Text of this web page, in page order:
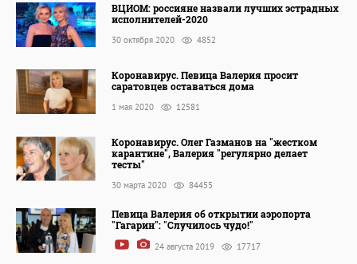
ВЦИОМ: россияне назвали лучших эстрадных
исполнителей-2020
30 октября 2020 4852
Коронавирус. Певица Валерия просит
саратовцев оставаться дома
1 мая 2020 12581
Коронавирус. Олег Газманов на "жестком
карантине", Валерия "регулярно делает
тесты"
30 марта 2020 84455
Певица Валерия об открытии аэропорта
"Гагарин": "Случилось чудо!"
24 августа 2019 17717